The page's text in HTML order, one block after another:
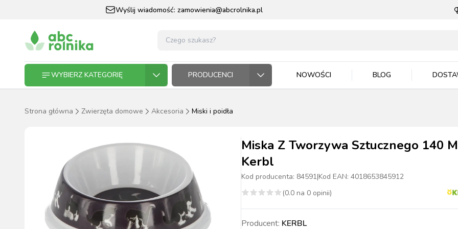
Wyślij wiadomość: zamowienia@abcrolnika.pl
WYBIERZ KATEGORIĘ
RĘKAWICE ROBOCZE
WIADRA,
ZWIERZĘTA DOMOWE
PIES KOT PTAKI
KOŃ I JEŹDZIEC
MASZYNKI DO
OGRODNICTWO
NASIONA NAWOZY ZIEMIA I PODŁOŻA
BYDŁO TRZODA DRÓB
BYDŁO TRZODA DRÓB
PRODUCENCI NOWOŚCI BLOG
Strona główna Zwierzęta domowe Akcesoria Miski i poidła
Miska Z Tworzywa Sztucznego 140
Kerbl
Kod producenta: 84591|Kod EAN: 4018653845912
(0.0 na 0 opinii)
Producent: KERBL